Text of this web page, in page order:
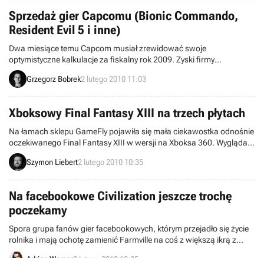
Sprzedaż gier Capcomu (Bionic Commando,
Resident Evil 5 i inne)
Dwa miesiące temu Capcom musiał zrewidować swoje
optymistyczne kalkulacje za fiskalny rok 2009. Zyski firmy
ostatecznie miały spaść aż o 80 procent, do poziomu 22 milionów
dolarów. Największy wpływ na niedogodną sytuację miało
Grzegorz Bobrek2 lutego 2010 11:03
Xboksowy Final Fantasy XIII na trzech płytach
Na łamach sklepu GameFly pojawiła się mała ciekawostka odnośnie
oczekiwanego Final Fantasy XIII w wersji na Xboksa 360. Wygląda
na to, że produkcja zostanie wydana na tej platformie na trzech
płytach DVD, co oczywiście nie jest żadną nowością dla fanów serii.
Szymon Liebert2 lutego 2010 10:35
Na facebookowe Civilization jeszcze trochę
poczekamy
Spora grupa fanów gier facebookowych, którym przejadło się życie
rolnika i mają ochotę zamienić Farmville na coś z większą ikrą z
radością przywitała wieści o Civilization Network, czyli nowym